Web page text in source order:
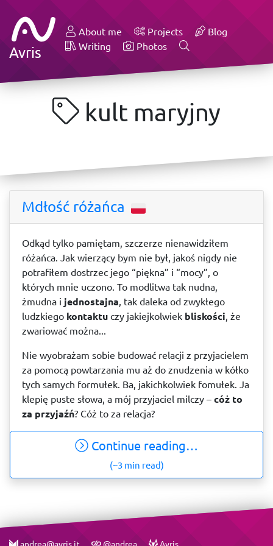
Avris
About me Projects
Blog
Writing
Photos
kult maryjny
Mdłość różańca
Odkąd tylko pamiętam, szczerze nienawidziłem
różańca. Jak wierzący bym nie był, jakoś nigdy nie
potrafiłem dostrzec jego “piękna” i “mocy”, o
których mnie uczono. To modlitwa tak nudna,
żmudna i jednostajna, tak daleka od zwykłego
ludzkiego kontaktu czy jakiejkolwiek bliskości, że
zwariować można...
Nie wyobrażam sobie budować relacji z przyjacielem
za pomocą powtarzania mu aż do znudzenia w kółko
tych samych formułek. Ba, jakichkolwiek fomułek. Ja
klepię puste słowa, a mój przyjaciel milczy – cóż to
za przyjaźń? Cóż to za relacja?
Continue reading…
(~3 min read)
andrea@avris.it @andrea Avris